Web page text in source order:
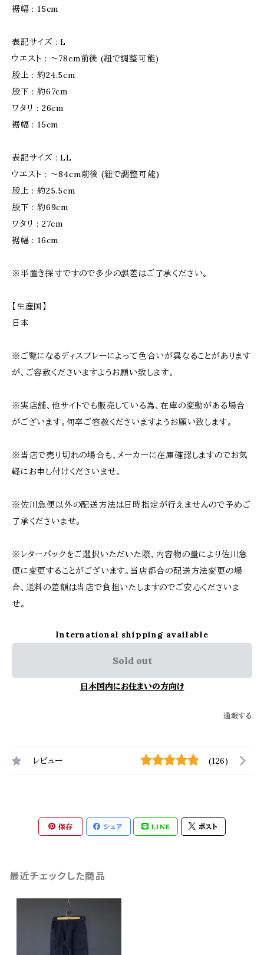
裾幅 : 15cm
表記サイズ : L
ウエスト : 〜78cm前後 (紐で調整可能)
股上 : 約24.5cm
股下 : 約67cm
ワタリ : 26cm
裾幅 : 15cm
表記サイズ : LL
ウエスト : 〜84cm前後 (紐で調整可能)
股上 : 約25.5cm
股下 : 約69cm
ワタリ : 27cm
裾幅 : 16cm
※平置き採寸ですので多少の誤差はご了承ください。
【生産国】
日本
※ご覧になるディスプレーによって色合いが異なることがあります
が、ご容赦くださいますようお願い致します。
※実店舗、他サイトでも販売している為、在庫の変動がある場合
がございます。何卒ご容赦くださいますようお願い致します。
※当店で売り切れの場合も、メーカーに在庫確認しますのでお気
軽にお申し付けくださいませ。
※佐川急便以外の配送方法は日時指定が行えませんので予めご
了承くださいませ。
※レターパックをご選択いただいた際、内容物の量により佐川急
便に変更することがございます。当店都合の配送方法変更の場
合、送料の差額は当店で負担いたしますのでご安心くださいま
せ。
International shipping available
Sold out
日本国内にお住まいの方向け
通報する
レビュー (126)
保存 シェア LINE ポスト
最近チェックした商品